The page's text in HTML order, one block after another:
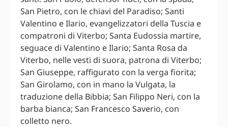
San Pietro, con le chiavi del Paradiso; Santi
Valentino e Ilario, evangelizzatori della Tuscia e
compatroni di Viterbo; Santa Eudossia martire,
seguace di Valentino e Ilario; Santa Rosa da
Viterbo, nelle vesti di suora, patrona di Viterbo;
San Giuseppe, raffigurato con la verga fiorita;
San Girolamo, con in mano la Vulgata, la
traduzione della Bibbia; San Filippo Neri, con la
barba bianca; San Francesco Saverio, con
colletto nero.